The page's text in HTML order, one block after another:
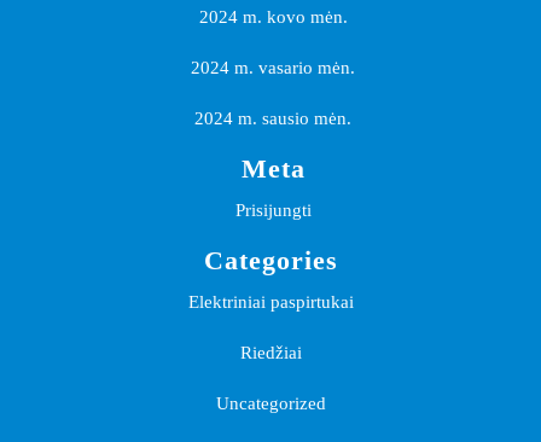
2024 m. kovo mėn.
2024 m. vasario mėn.
2024 m. sausio mėn.
Meta
Prisijungti
Categories
Elektriniai paspirtukai
Riedžiai
Uncategorized